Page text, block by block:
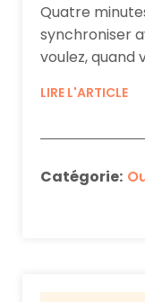
Quatre
synchroniser
voulez, quand
LIRE L'ARTICLE
Catégorie: